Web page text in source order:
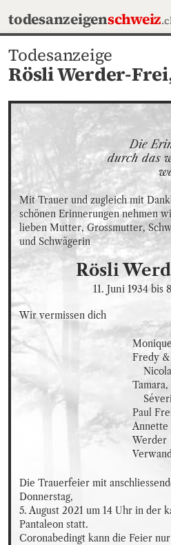
todesanzeigenschweiz
Todesanzeige
Rösli Werder-
Die
durch das
Mit Trauer und zugleich mit
schönen Erinnerungen nehmen
lieben Mutter, Grossmutter,
und Schwägerin
Rösli
11. Juni 1934bis
Wir vermissen dich
Fredy
    Nicola & Dominique, Cédric &
Tamara,
Paul
Annette
Werder
Die Trauerfeier mit
Donnerstag,
5. August 2021 um 14 Uhr in der
Pantaleon statt.
Coronabedingt kann die Feier